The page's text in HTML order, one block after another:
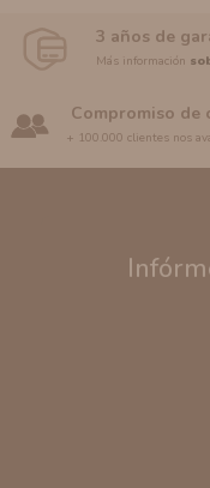
3 años de
Más información
Compromiso de
+ 100.000 clientes nos